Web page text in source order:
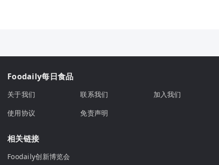
Foodaily每日食品
关于我们 联系我们
加入我们
使用协议
免责声明
相关链接
Foodaily创新博览会